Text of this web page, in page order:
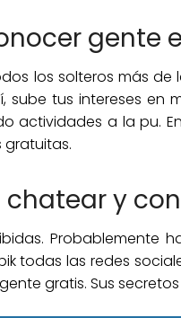
gente
los solteros más
sube tus intereses
actividades a la pu.
y
Probablemente
todas las redes
gratis. Sus